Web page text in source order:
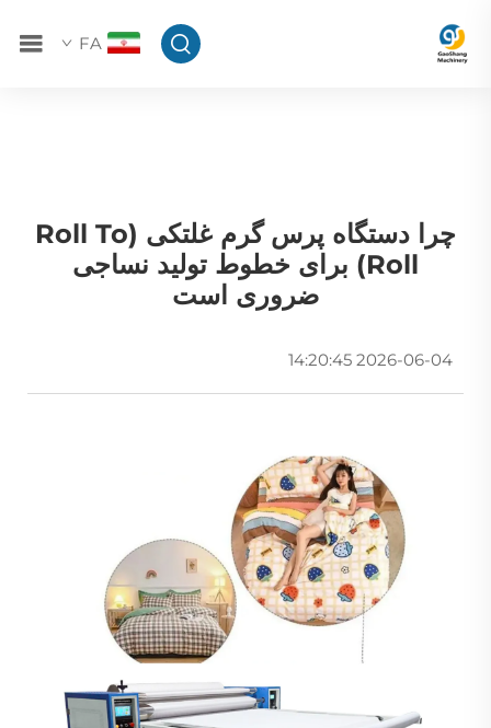
FA
چرا دستگاه پرس گرم غلتکی (Roll To
Roll) برای خطوط تولید نساجی
ضروری است
2026-06-04 14:20:45